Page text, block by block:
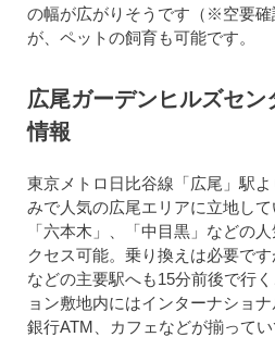
の幅が広がりそうです（※空要確
が、ペットの飼育も可能です。
広尾ガーデンヒルズセ
情報
東京メトロ日比谷線「広尾」駅
みで人気の広尾エリアに立地し
「六本木」、「中目黒」などの
クセス可能。乗り換えは必要です
などの主要駅へも15分前後で行
ョン敷地内にはインターナショ
銀行ATM、カフェなどが揃って